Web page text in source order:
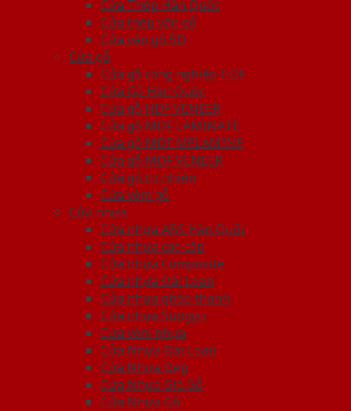
Cửa Thép Hàn Quốc
Cửa thép vân gỗ
Cửa vân gỗ 5D
Cửa gỗ
Cửa gỗ công nghiệp HDF
Cửa Gỗ Hàn Quốc
Cửa gỗ HDF VENEER
Cửa gỗ MDF LAMINATE
Cửa gỗ MDF MELAMINE
Cửa gỗ MDF VENEER
Cửa gỗ tự nhiên
Cửa vòm gỗ
Cửa nhựa
Cửa nhựa ABS Hàn Quốc
Cửa nhựa cao cấp
Cửa nhựa Composite
Cửa nhựa Đài Loan
Cửa nhựa ghép thanh
Cửa nhựa Sungyu
Cửa vòm nhựa
Cửa Nhựa Đài Loan
Cửa Nhựa Đẹp
Cửa Nhựa Giả Gỗ
Cửa Nhựa Gỗ